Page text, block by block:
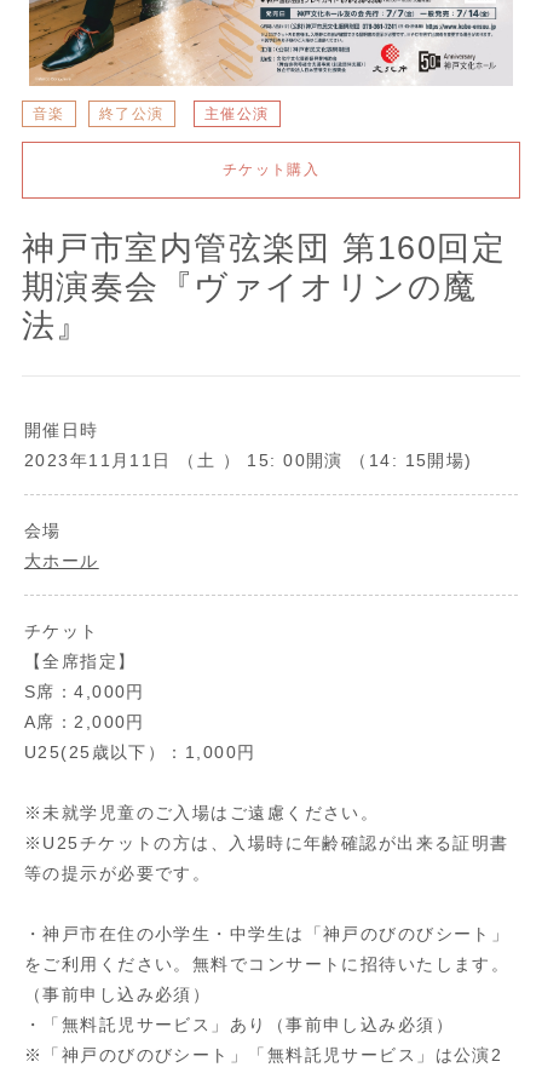
音楽 終了公演 主催公演
チケット購入
神戸市室内管弦楽団 第160回定
期演奏会『ヴァイオリンの魔
法』
開催日時
2023年11月11日 （土 ） 15: 00開演 （14: 15開場)
会場
大ホール
チケット
【全席指定】
S席：4,000円
A席：2,000円
U25(25歳以下）：1,000円
※未就学児童のご入場はご遠慮ください。
※U25チケットの方は、入場時に年齢確認が出来る証明書
等の提示が必要です。
・神戸市在住の小学生・中学生は「神戸のびのびシート」
をご利用ください。無料でコンサートに招待いたします。
（事前申し込み必須）
・「無料託児サービス」あり（事前申し込み必須）
※「神戸のびのびシート」「無料託児サービス」は公演2